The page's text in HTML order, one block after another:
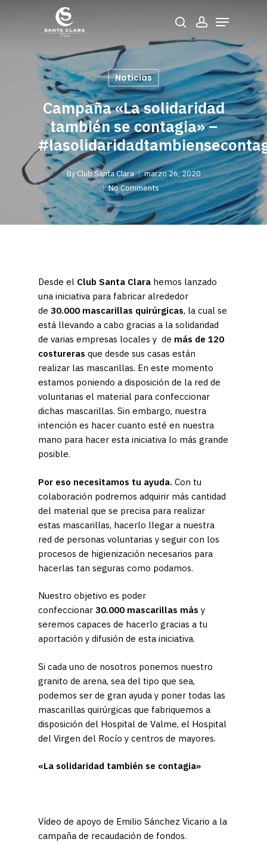
Buscaraccount
Menu
Noticias
Campaña «La solidaridad
también se contagia» –
ByClub Santa Clara
marzo 26, 2020
No Comments
Desde el Club Santa Clara hemos lanzado
una iniciativa para fabricar alrededor
de30.000 mascarillas quirúrgicas, la cual se
está llevando a cabo gracias a la solidaridad
de varias empresas locales y de más de 120
costureras que desde sus casas están
realizar las mascarillas. En este momento
estamos poniendo a disposición de la red de
voluntarias el material para confeccionar
dichas mascarillas. Sin embargo, nuestra
intención es hacer cuanto esté en nuestra
mano para hacer esta iniciativa lo más grande
posible.
Por eso necesitamos tu ayuda. Con tu
colaboración podremos adquirir más cantidad
del material que se precisa para realizar
estas mascarillas, hacerlo llegar a nuestra
red de personas voluntarias y seguir con los
procesos de higienización necesarios para
hacerlas tan seguras como podamos.
Nuestro objetivo es poder
confeccionar30.000 mascarillas más y
seremos capaces de hacerlo gracias a tu
aportación y difusión de esta iniciativa.
Si cada uno de nosotros ponemos nuestro
granito de arena, sea del tipo que sea,
podemos ser de gran ayuda y poner todas las
mascarillas quirúrgicas que fabriquemos a
disposición del Hospital de Valme, el Hospital
del Virgen del Rocío y centros de mayores.
«La solidaridad también se contagia»
Vídeo de apoyo de Emilio Sánchez Vicario a la
campaña de recaudación de fondos.
Menu